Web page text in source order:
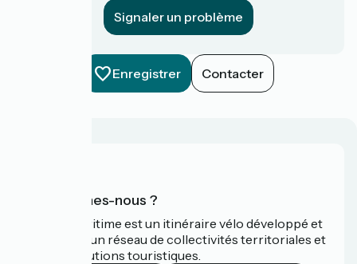
Signaler un problème
Enregistrer Contacter
Qui sommes-nous ?
La Vélomaritime est un itinéraire vélo développé et
promu par un réseau de collectivités territoriales et
leurs institutions touristiques.